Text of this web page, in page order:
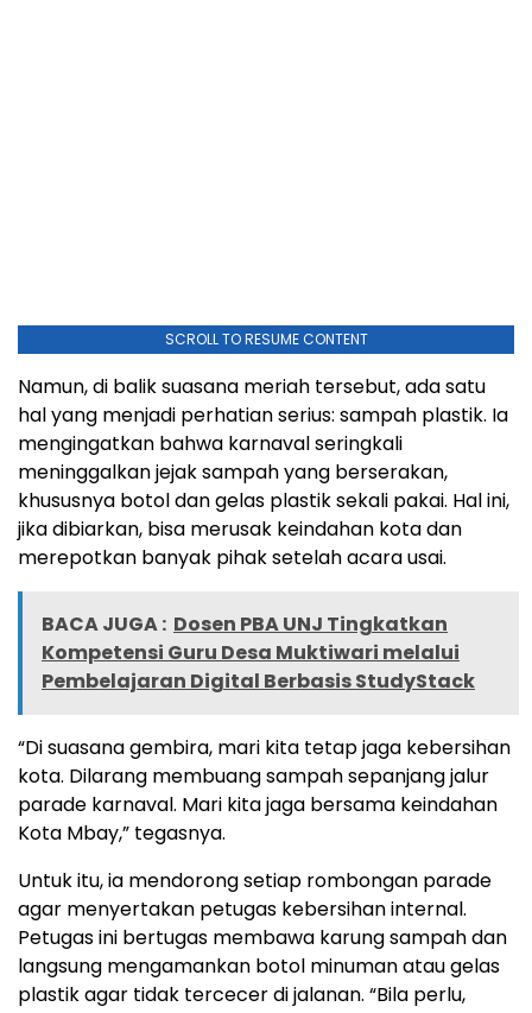
SCROLL TO RESUME CONTENT
Namun, di balik suasana meriah tersebut, ada satu
hal yang menjadi perhatian serius: sampah plastik. Ia
mengingatkan bahwa karnaval seringkali
meninggalkan jejak sampah yang berserakan,
khususnya botol dan gelas plastik sekali pakai. Hal ini,
jika dibiarkan, bisa merusak keindahan kota dan
merepotkan banyak pihak setelah acara usai.
BACA JUGA : Dosen PBA UNJ Tingkatkan
Kompetensi Guru Desa Muktiwari melalui
Pembelajaran Digital Berbasis StudyStack
“Di suasana gembira, mari kita tetap jaga kebersihan
kota. Dilarang membuang sampah sepanjang jalur
parade karnaval. Mari kita jaga bersama keindahan
Kota Mbay,” tegasnya.
Untuk itu, ia mendorong setiap rombongan parade
agar menyertakan petugas kebersihan internal.
Petugas ini bertugas membawa karung sampah dan
langsung mengamankan botol minuman atau gelas
plastik agar tidak tercecer di jalanan. “Bila perlu,